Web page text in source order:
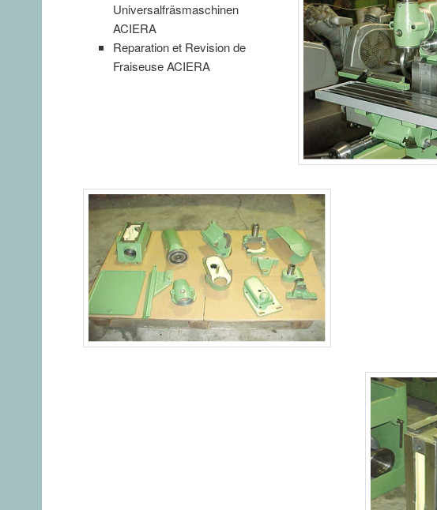
Universalfräsmaschinen
ACIERA
Reparation et Revision de
Fraiseuse ACIERA